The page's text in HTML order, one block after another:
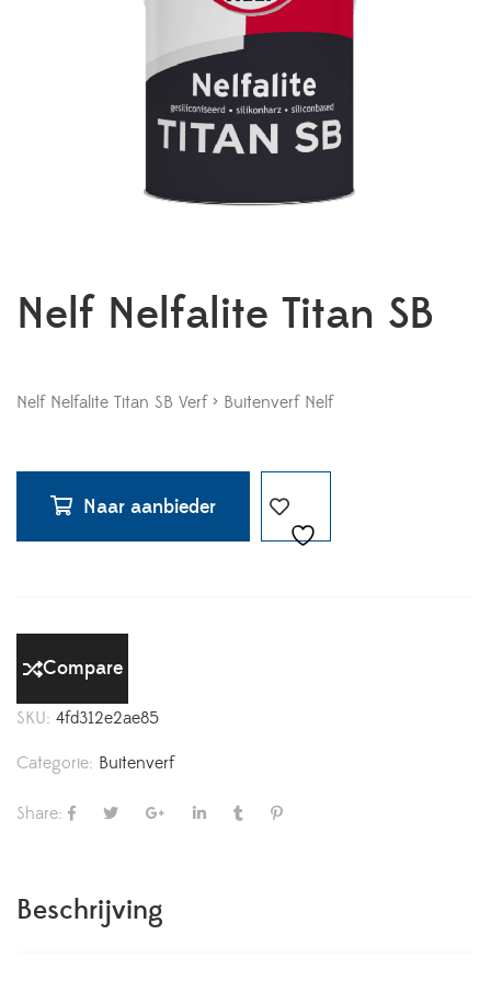
Nelf Nelfalite Titan SB
Nelf Nelfalite Titan SB Verf > Buitenverf Nelf
Naar aanbieder
Compare
SKU: 4fd312e2ae85
Categorie: Buitenverf
Share:
Beschrijving